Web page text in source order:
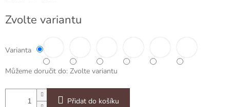
cena:
Zvolte variantu
Varianta
Můžeme doručit do: Zvolte variantu
Přidat do košíku